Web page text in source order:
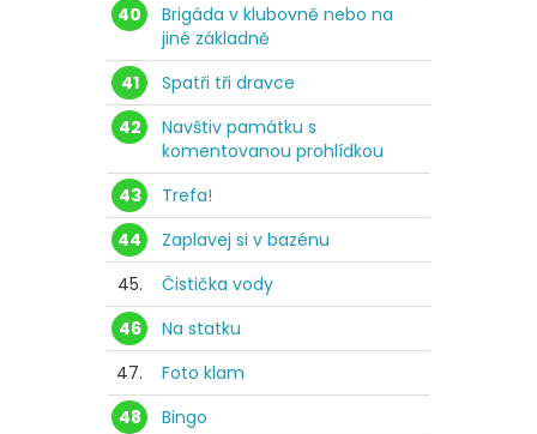
40
Brigáda v klubovně nebo na
jiné základně
41
Spatři tři dravce
42
Navštiv památku s
komentovanou prohlídkou
43
Trefa!
44
Zaplavej si v bazénu
45.
Čistička vody
46
Na statku
47.
Foto klam
48
Bingo